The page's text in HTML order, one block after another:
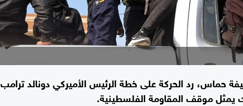
حماس، رد الحركة على خطة الرئيس الأميركي دونالد ترامب
يمثل موقف المقاومة الفلسطينية.